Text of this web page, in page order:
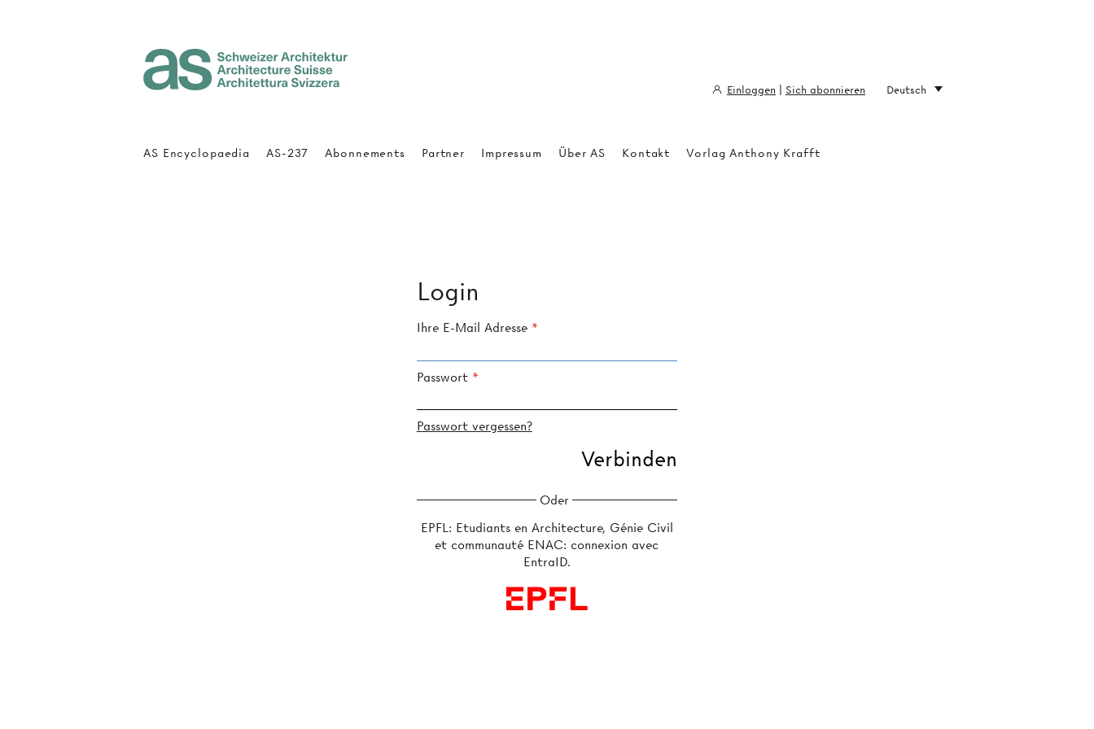
Login
Ihre E-Mail Adresse
Passwort
Passwort vergessen?
Oder
EPFL: Etudiants en Architecture, Génie Civil
et communauté ENAC: connexion avec
EntraID.
AS Encyclopaedia AS-237 Abonnements Partner Impressum Über AS Kontakt Vorlag Anthony Krafft
Einloggen Sich abonnieren Deutsch